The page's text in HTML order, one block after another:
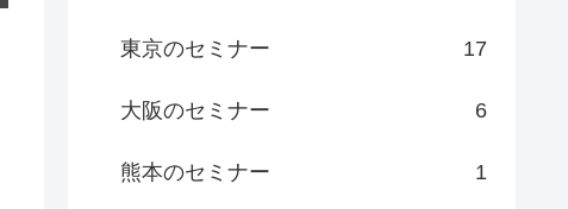
東京のセミナー 17
大阪のセミナー 6
熊本のセミナー 1